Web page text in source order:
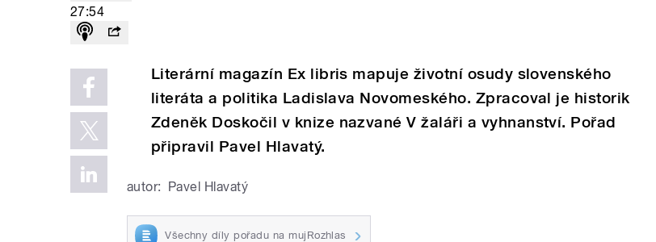
27:54
Literární magazín Ex libris mapuje životní osudy slovenského
literáta a politika Ladislava Novomeského. Zpracoval je historik
Zdeněk Doskočil v knize nazvané V žaláři a vyhnanství. Pořad
připravil Pavel Hlavatý.
autor: Pavel Hlavatý
Všechny díly pořadu na mujRozhlas